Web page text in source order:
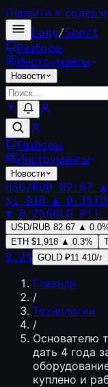
Перейти к
Long/Short
Разборы
Инструменты
Новости
Разборы
Инструменты
Новости
USD/RUB 82.67 ▲
$1,918 ▲ 0.3%
▼ 0.2%GOLD ₽11
USD/RUB 82.67 ▲ 0.0
ETH $1,918 ▲ 0.3%
0.2% GOLD ₽11 410/г
Главная
/
Технологии
/
Основателю
дать 4 года
куплено и